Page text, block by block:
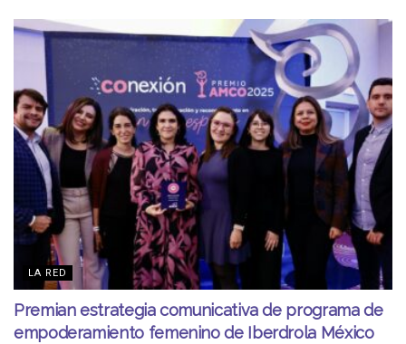
LA RED
Premian estrategia comunicativa de programa de
empoderamiento femenino de Iberdrola México